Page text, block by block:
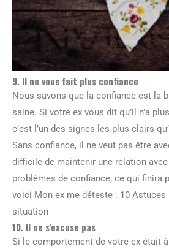
9. Il ne vous fait plus confiance
Nous savons que la confiance est la
saine. Si votre ex vous dit qu’il n’a
c’est l’un des signes les plus clairs
Sans confiance, il ne veut pas être
difficile de maintenir une relation avec
problèmes de confiance, ce qui finira
voici Mon ex me déteste : 10 Astuces
situation
10. Il ne s’excuse pas
Si le comportement de votre ex était à